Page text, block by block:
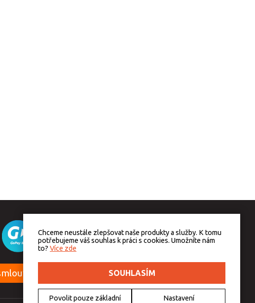
Chceme neustále zlepšovat naše produkty a služby. K tomu
potřebujeme váš souhlas k práci s cookies. Umožníte nám
to? Více zde
SOUHLASÍM
Povolit pouze základní Nastavení